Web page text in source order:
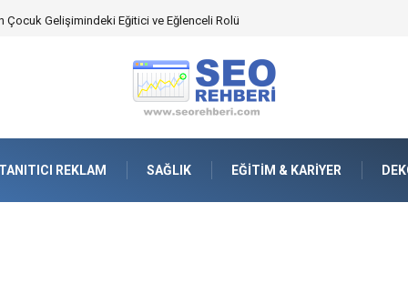
Fonksiyonel Rolü
REKLAM SAĞLIK EĞITIM & KARIYER